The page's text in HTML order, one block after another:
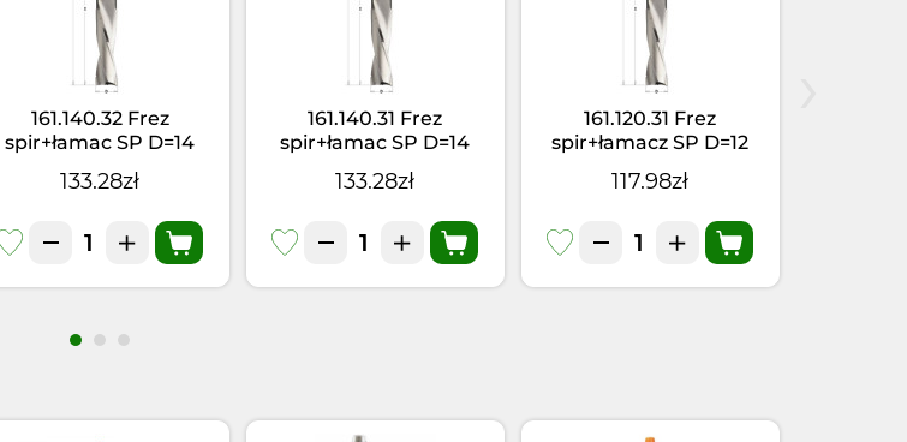
161.140.32 Frez
spir+łamac SP D=14
I=100L=160 S=16x50 LH
Z=2
133.28zł
161.140.31 Frez
spir+łamac SP D=14
I=100L=160 S=16x50 RH
Z=2
133.28zł
161.120.31 Frez
spir+łamacz SP D=12
I=90L=150 S=16x50 RH
Z=2
117.98zł